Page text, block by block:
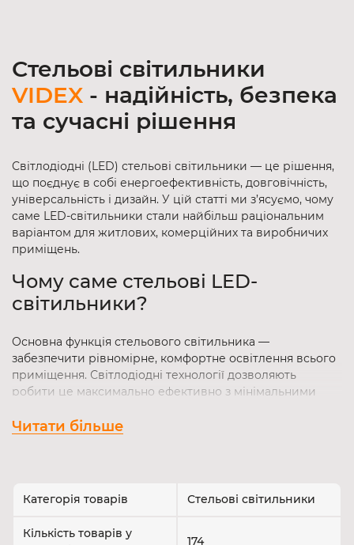
Стельові світильники
VIDEX - надійність, безпека
та сучасні рішення
Світлодіодні (LED) стельові світильники — це рішення,
що поєднує в собі енергоефективність, довговічність,
універсальність і дизайн. У цій статті ми з’ясуємо, чому
саме LED-світильники стали найбільш раціональним
варіантом для житлових, комерційних та виробничих
приміщень.
Чому саме стельові LED-
світильники?
Основна функція стельового світильника —
забезпечити рівномірне, комфортне освітлення всього
приміщення. Світлодіодні технології дозволяють
робити це максимально ефективно з мінімальними
Основні переваги:
Ресурс роботи — 25 000–40 000 годин.
ризик виникнення пожежі та передчасного
Читати більше
Категорія товарів Стельові світильники
Кількість товарів у
174